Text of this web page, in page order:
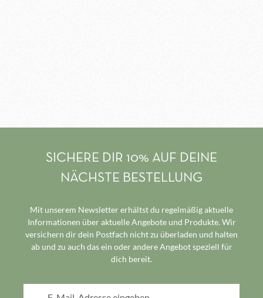
SICHERE DIR 10% AUF DEINE
NÄCHSTE BESTELLUNG
Mit unserem Newsletter erhältst du regelmäßig aktuelle
Informationen über aktuelle Angebote und Produkte. Wir
versichern dir dein Postfach nicht zu überladen und halten
ab und zu auch das ein oder andere Angebot speziell für
dich bereit.